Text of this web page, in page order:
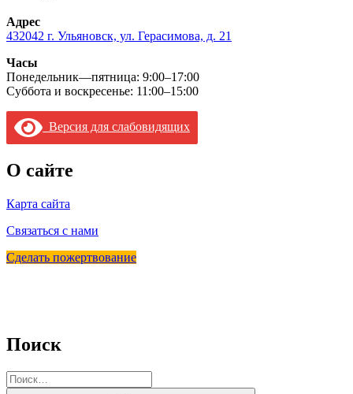
Адрес
432042 г. Ульяновск, ул. Герасимова, д. 21
Часы
Понедельник—пятница: 9:00–17:00
Суббота и воскресенье: 11:00–15:00
Версия для слабовидящих
О сайте
Карта сайта
Связаться с нами
Сделать пожертвование
Поиск
Искать: